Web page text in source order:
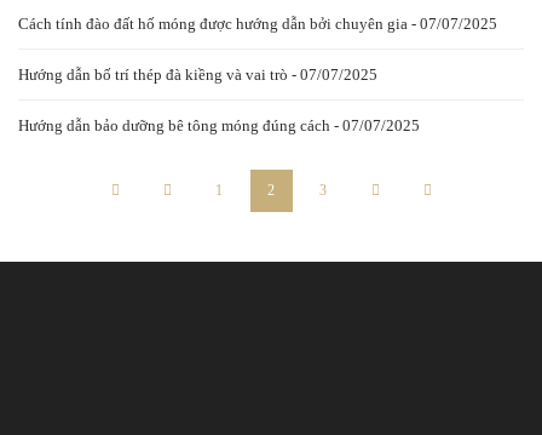
Cách tính đào đất hố móng được hướng dẫn bởi chuyên gia - 07/07/2025
Hướng dẫn bố trí thép đà kiềng và vai trò - 07/07/2025
Hướng dẫn bảo dưỡng bê tông móng đúng cách - 07/07/2025
1 2 3